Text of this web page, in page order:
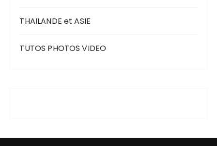
THAILANDE et ASIE
TUTOS PHOTOS VIDEO